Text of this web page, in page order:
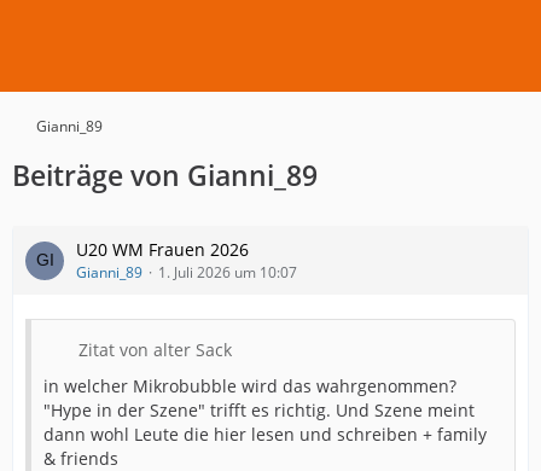
Gianni_89
Beiträge von Gianni_89
U20 WM Frauen 2026
Gianni_89 1. Juli 2026 um 10:07
Zitat von alter Sack
in welcher Mikrobubble wird das wahrgenommen?
"Hype in der Szene" trifft es richtig. Und Szene meint
dann wohl Leute die hier lesen und schreiben + family
& friends